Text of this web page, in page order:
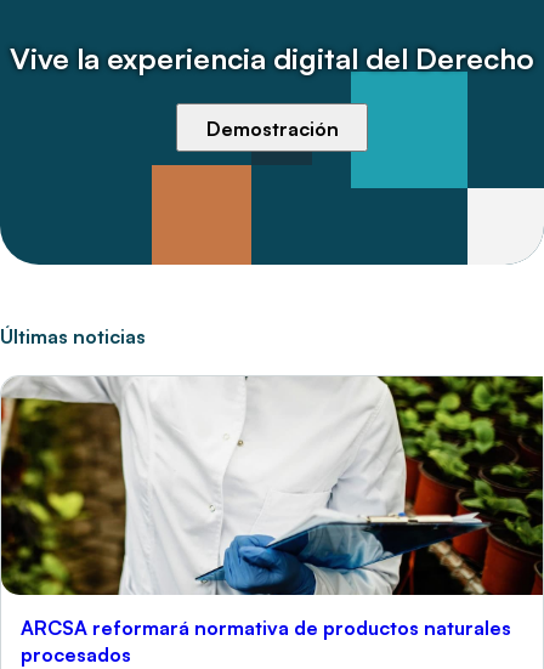
Vive la experiencia digital del Derecho
Demostración
Últimas noticias
ARCSA reformará normativa de productos naturales
procesados